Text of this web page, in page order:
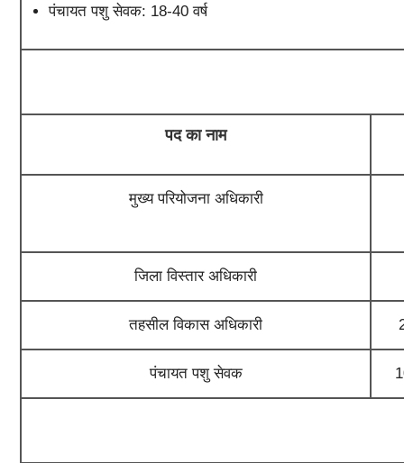
पंचायत पशु सेवक: 18-40 वर्ष
पद का नाम
मुख्य परियोजना अधिकारी
जिला विस्तार अधिकारी
तहसील विकास अधिकारी
पंचायत पशु सेवक